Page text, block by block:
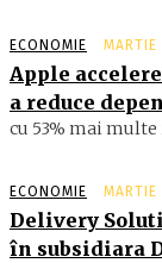
ECONOMIE
Apple
a reduce
cu 53% mai multe
ECONOMIE
Delivery
în subsidiara